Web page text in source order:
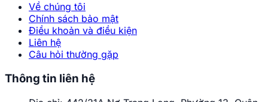
Về chúng tôi
Chính sách bảo mật
Điều khoản và điều kiện
Liên hệ
Câu hỏi thường gặp
Thông tin liên hệ